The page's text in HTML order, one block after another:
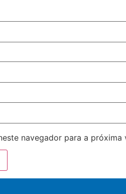
navegador para a próxima